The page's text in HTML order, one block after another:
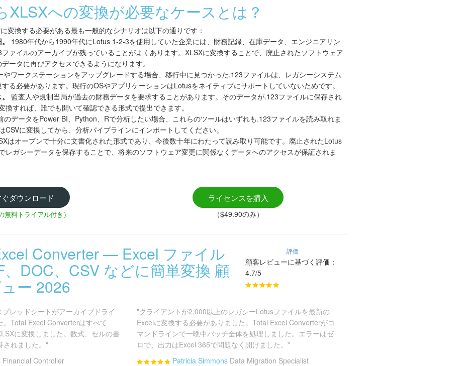
XLSXへの変換が必要なケースとは？
変換する必要がある最も一般的なシナリオは以下の通りです：
1980年代から1990年代にLotus 1-2-3を使用していた企業には、財務記録、在庫データ、エンジニアリン
ァイルのアーカイブが残っていることがよくあります。XLSXに変換することで、廃止されたソフトウェア
ータに再びアクセスできるようになります。
やワークステーションをアップグレードする場合、移行中に見つかった.123ファイルは、レガシーシステム
る必要があります。現行のOSやアプリケーションはLotusをネイティブにサポートしていないためです。
監査人や規制当局が過去の財務データを要求することがあります。そのデータが.123ファイルに保存され
換すれば、誰でも開いて確認できる形式で提出できます。
のデータをPower BI、Python、Rで分析したい場合、これらのツールはいずれも.123ファイルを読み取れま
CSVに変換してから、分析パイプラインにインポートしてください。
はオープンで十分に文書化された形式であり、今後数十年にわたって読み取り可能です。廃止されたLotus
レガシーデータを保存することで、将来のソフトウェア変更に関係なくデータへのアクセスが保証されま
ダウンロード
無料トライアル付き）
ライセンスを購入
（$49.90のみ）
Converter — Excel ファイル
、DOC、CSV などに簡単変換 顧
ー 2026
評価
顧客レビューに基づく評価：
4.7/5
レッドシートがアーカイブドライ
。Total Excel Converterはすべて
に変換しました。数式、セルの書
されました。"
Financial Controller
"クライアントが2,000以上のレガシーLotusファイルを最新の
Excelに変換する必要がありました。Total Excel Converterがコ
マンドラインで一晩中バッチ全体を処理しました。エラーはゼ
ロで、出力はExcel 365で問題なく開けました。"
Patricia Simmons Data Migration Specialist